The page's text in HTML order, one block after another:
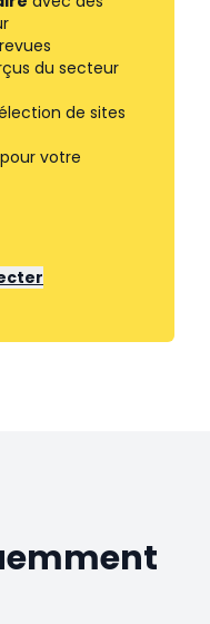
du secteur
de sites
pour votre